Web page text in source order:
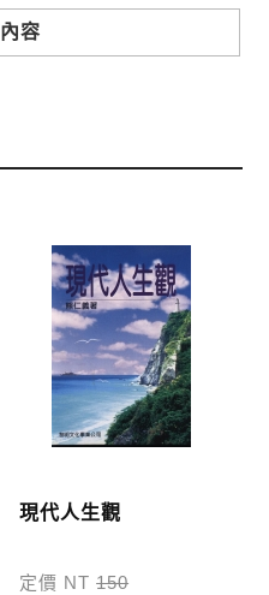
請填寫您的銀行帳號後
以利核銷作業。
訂購者大名一致，以利
詢「我的訂單」，查詢
元以下須自付80元運
容
現代人生觀
定價 NT150